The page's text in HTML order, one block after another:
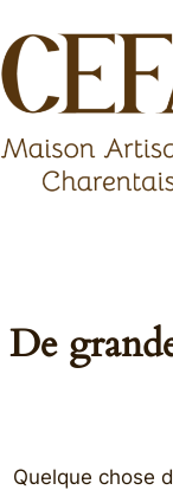
au
contenu
De
Quelque chose